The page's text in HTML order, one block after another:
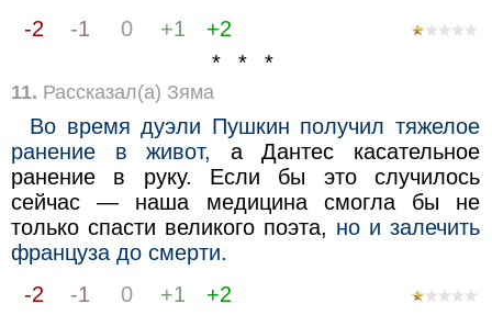
-2
-1 0 +1
+2
* * *
11. Рассказал(а) Зяма
Во время дуэли Пушкин получил тяжелое
ранение в живот,
а Дантес касательное
ранение в руку. Если бы это случилось
сейчас — наша медицина смогла бы не
только спасти великого поэта, но и залечить
француза до смерти.
-2
-1 0 +1
+2